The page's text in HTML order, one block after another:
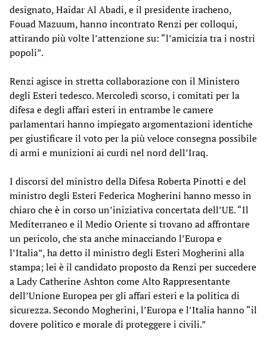
designato, Haidar Al Abadi, e il presidente iracheno,
Fouad Mazuum, hanno incontrato Renzi per colloqui,
attirando più volte l’attenzione su: “l’amicizia tra i nostri
popoli”.
Renzi agisce in stretta collaborazione con il Ministero
degli Esteri tedesco. Mercoledì scorso, i comitati per la
difesa e degli affari esteri in entrambe le camere
parlamentari hanno impiegato argomentazioni identiche
per giustificare il voto per la più veloce consegna possibile
di armi e munizioni ai curdi nel nord dell’Iraq.
I discorsi del ministro della Difesa Roberta Pinotti e del
ministro degli Esteri Federica Mogherini hanno messo in
chiaro che è in corso un’iniziativa concertata dell’UE. “Il
Mediterraneo e il Medio Oriente si trovano ad affrontare
un pericolo, che sta anche minacciando l’Europa e
l’Italia”, ha detto il ministro degli Esteri Mogherini alla
stampa; lei è il candidato proposto da Renzi per succedere
a Lady Catherine Ashton come Alto Rappresentante
dell’Unione Europea per gli affari esteri e la politica di
sicurezza. Secondo Mogherini, l’Europa e l’Italia hanno “il
dovere politico e morale di proteggere i civili.”